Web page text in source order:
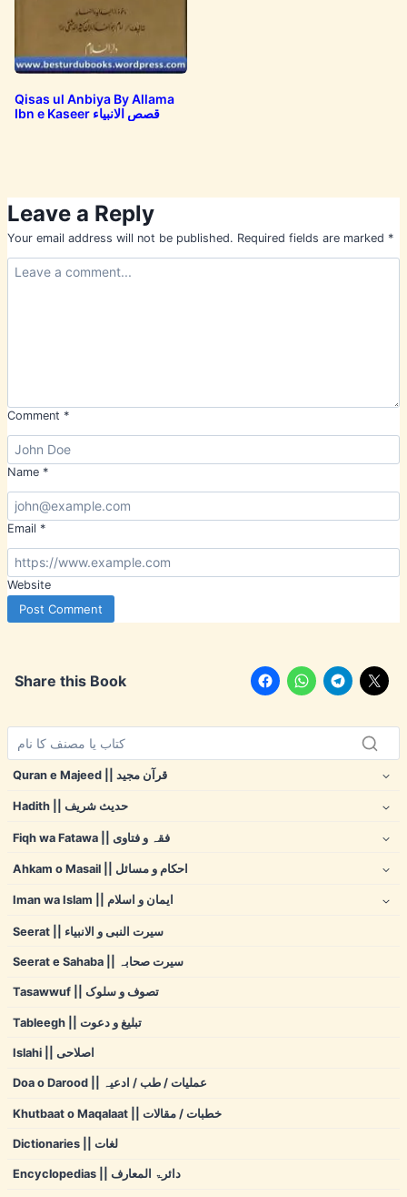
Qisas ul Anbiya By Allama
Ibn e Kaseer قصص الانبیاء
Leave a Reply
Your email address will not be published. Required fields are marked *
Comment *
Name *
Email *
Website
Share this Book
Quran e Majeed || قرآن مجید
Hadith || حدیث شریف
Fiqh wa Fatawa || فقہ و فتاوی
Ahkam o Masail || احکام و مسائل
Iman wa Islam || ایمان و اسلام
Seerat || سیرت النبی و الانبیاء
Seerat e Sahaba || سیرت صحابہ
Tasawwuf || تصوف و سلوک
Tableegh || تبلیغ و دعوت
Islahi || اصلاحی
Doa o Darood || عملیات / طب / ادعیہ
Khutbaat o Maqalaat || خطبات / مقالات
Dictionaries || لغات
Encyclopedias || دائرۃ المعارف